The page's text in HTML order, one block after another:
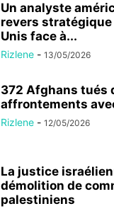
Un analyste
revers
Unis face à...
Rizlene - 13/05/2026
372 Afghans tués
affrontements
Rizlene - 12/05/2026
La justice
démolition de
palestiniens